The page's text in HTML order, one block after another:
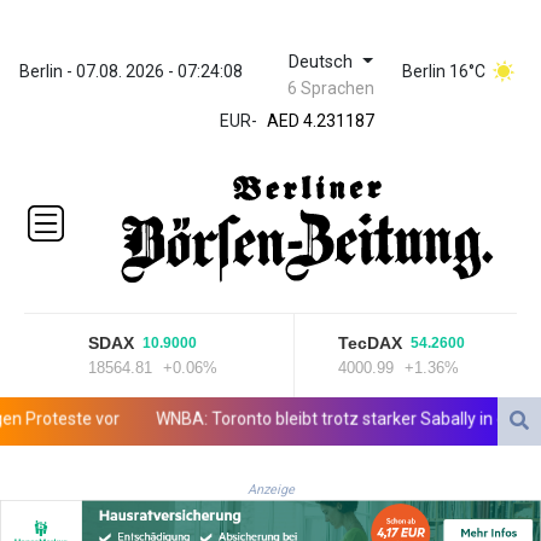
Berlin - 07.08. 2026 - 07:24:08 Deutsch
6 Sprachen
Berlin 16°C
EUR-
ZWL 370.984448
AED 4.231187
AED 4.231187
ALL 93.264739
AMD
422.166717
AOA
1057.65216
1727.905463
AUD 1.640039
AZN 1.963683
BDT 142.88258
BHD 0.435269
SDAX 10.9000
18564.81 +0.06%
TecDAX 54.2600
4000.99 +1.36%
vor WNBA: Toronto bleibt trotz starker Sabally in der Krise
Anzeige